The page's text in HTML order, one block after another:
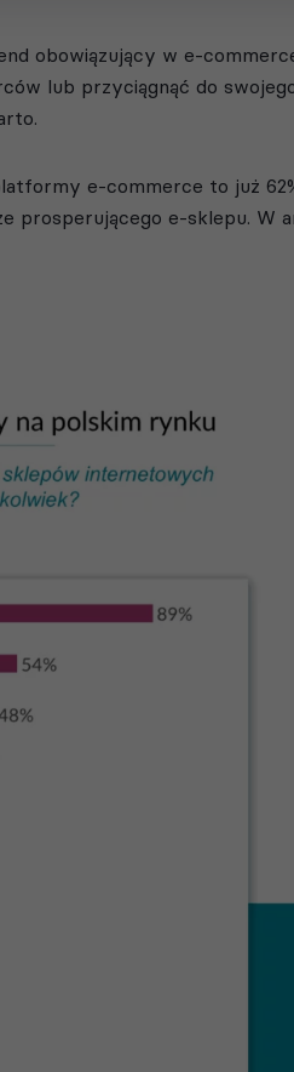
obowiązujący w e-
lub przyciągnąć do
e-commerce to już
prosperującego e-sklepu.